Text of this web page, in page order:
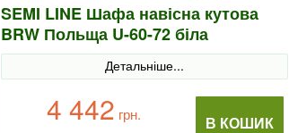
SEMI LINE Шафа навісна кутова
BRW Польща U-60-72 біла
Детальніше...
В КОШИК
4 442 грн.